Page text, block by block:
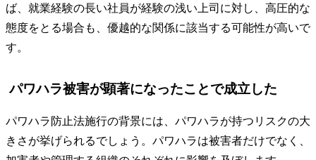
ば、就業経験の長い社員が経験の浅い上司に対し、高圧的な
態度をとる場合も、優越的な関係に該当する可能性が高いで
す。
パワハラ被害が顕著になったことで成立した
パワハラ防止法施行の背景には、パワハラが持つリスクの大
きさが挙げられるでしょう。パワハラは被害者だけでなく、